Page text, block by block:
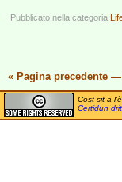
Pubblicato nella categoria
« Pagina precedente —
Cost sit a
Certidun